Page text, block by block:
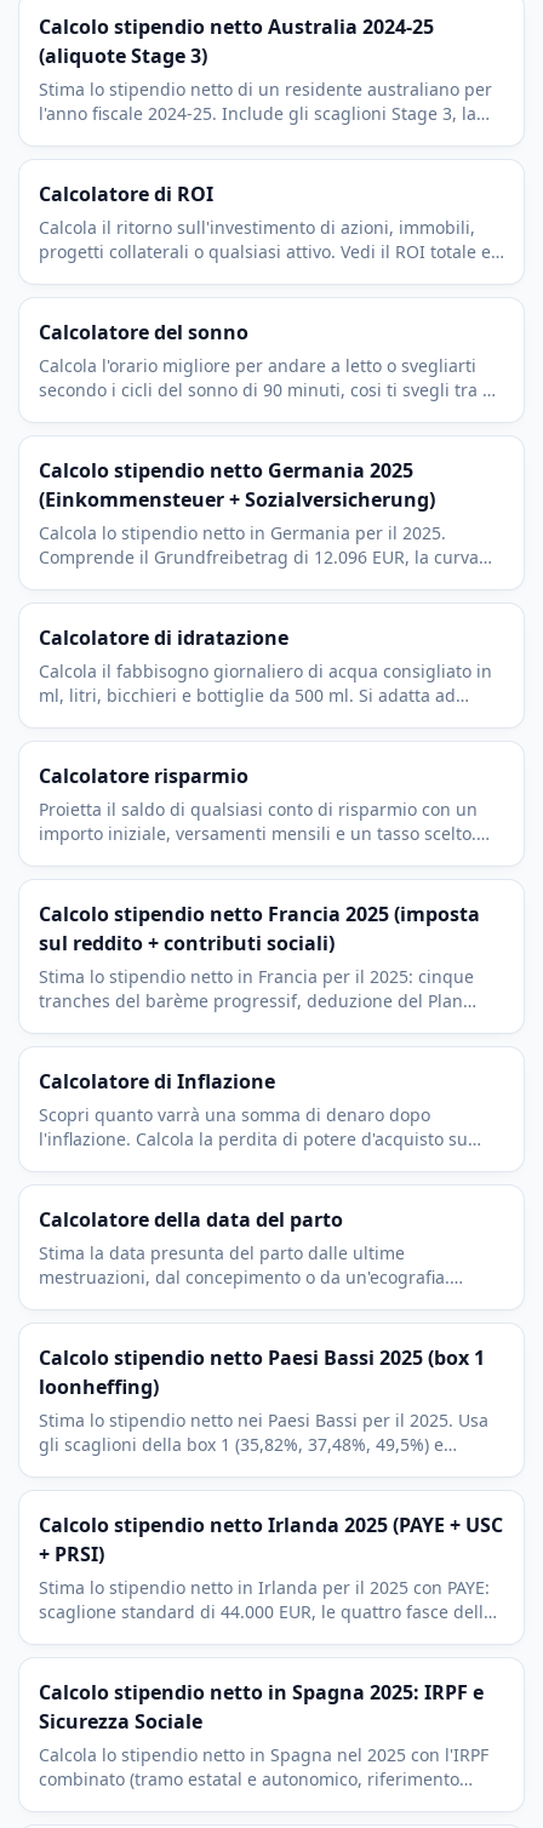
Calcolo stipendio netto Australia 2024-25
(aliquote Stage 3)
Stima lo stipendio netto di un residente australiano per
l'anno fiscale 2024-25. Include gli scaglioni Stage 3, la
del 2 per cento.
Calcolatore di ROI
Calcola il ritorno sull'investimento di azioni, immobili,
progetti collaterali o qualsiasi attivo. Vedi il ROI totale e
Calcolatore del sonno
Calcola l'orario migliore per andare a letto o svegliarti
secondo i cicli del sonno di 90 minuti, cosi ti svegli tra un
Calcolo stipendio netto Germania 2025
(Einkommensteuer + Sozialversicherung)
Calcola lo stipendio netto in Germania per il 2025.
Comprende il Grundfreibetrag di 12.096 EUR, la curva
lavoratore per KV, PV, RV e AV.
Calcolatore di idratazione
Calcola il fabbisogno giornaliero di acqua consigliato in
ml, litri, bicchieri e bottiglie da 500 ml. Si adatta ad
Calcolatore risparmio
Proietta il saldo di qualsiasi conto di risparmio con un
importo iniziale, versamenti mensili e un tasso scelto.
Calcolo stipendio netto Francia 2025 (imposta
sul reddito + contributi sociali)
Stima lo stipendio netto in Francia per il 2025: cinque
tranches del barème progressif, deduzione del Plan
cotisations sociales.
Calcolatore di Inflazione
Scopri quanto varrà una somma di denaro dopo
l'inflazione. Calcola la perdita di potere d'acquisto su
Calcolatore della data del parto
Stima la data presunta del parto dalle ultime
mestruazioni, dal concepimento o da un'ecografia.
Calcolo stipendio netto Paesi Bassi 2025 (box 1
loonheffing)
Stima lo stipendio netto nei Paesi Bassi per il 2025. Usa
gli scaglioni della box 1 (35,82%, 37,48%, 49,5%) e
Calcolo stipendio netto Irlanda 2025 (PAYE + USC
+ PRSI)
Stima lo stipendio netto in Irlanda per il 2025 con PAYE:
scaglione standard di 44.000 EUR, le quattro fasce della
Calcolo stipendio netto in Spagna 2025: IRPF e
Sicurezza Sociale
Calcola lo stipendio netto in Spagna nel 2025 con l'IRPF
combinato (tramo estatal e autonomico, riferimento